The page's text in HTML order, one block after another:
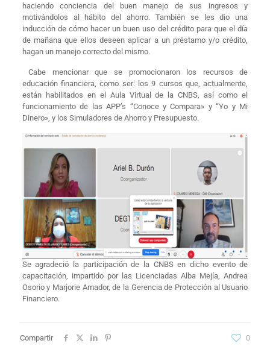
haciendo conciencia del buen manejo de sus ingresos y
motivándolos al hábito del ahorro. También se les dio una
inducción de cómo hacer un buen uso del crédito para que el día
de mañana que ellos deseen aplicar a un préstamo y/o crédito,
hagan un manejo correcto del mismo.
Cabe mencionar que se promocionaron los recursos de
educación financiera, como ser: los 9 cursos que, actualmente,
están habilitados en el Aula Virtual de la CNBS, así como el
funcionamiento de las APP’s “Conoce y Compara» y “Yo y Mi
Dinero», y los Simuladores de Ahorro y Presupuesto.
Se agradeció la participación de la CNBS en dicho evento de
capacitación, impartido por las Licenciadas Alba Mejía, Andrea
Osorio y Marjorie Amador, de la Gerencia de Protección al Usuario
Financiero.
Compartir 0